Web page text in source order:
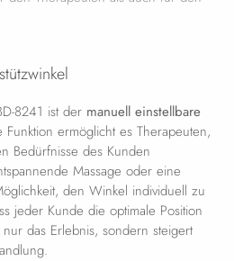
8241 ist der manuell einstellbare
Funktion ermöglicht es Therapeuten,
Bedürfnisse des Kunden
Massage oder eine
den Winkel individuell zu
jeder Kunde die optimale Position
das Erlebnis, sondern steigert